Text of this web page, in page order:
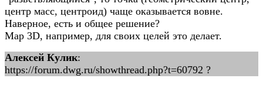
центр масс, центроид) чаще оказывается вовне.
Наверное, есть и общее решение?
Map 3D, например, для своих целей это делает.
Алексей Кулик:
https://forum.dwg.ru/showthread.php?t=60792 ?